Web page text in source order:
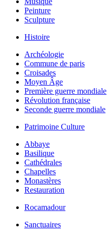
Peinture
Sculpture
Histoire
Archéologie
Commune de paris
Croisades
Moyen Âge
Première guerre mondiale
Révolution française
Seconde guerre mondiale
Patrimoine Culture
Abbaye
Basilique
Cathédrales
Chapelles
Monastères
Restauration
Rocamadour
Sanctuaires